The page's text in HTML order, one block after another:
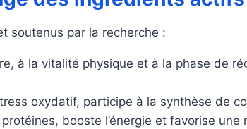
soutenus par la recherche :
à la vitalité physique et à la phase de
oxydatif, participe à la synthèse de
booste l’énergie et favorise une